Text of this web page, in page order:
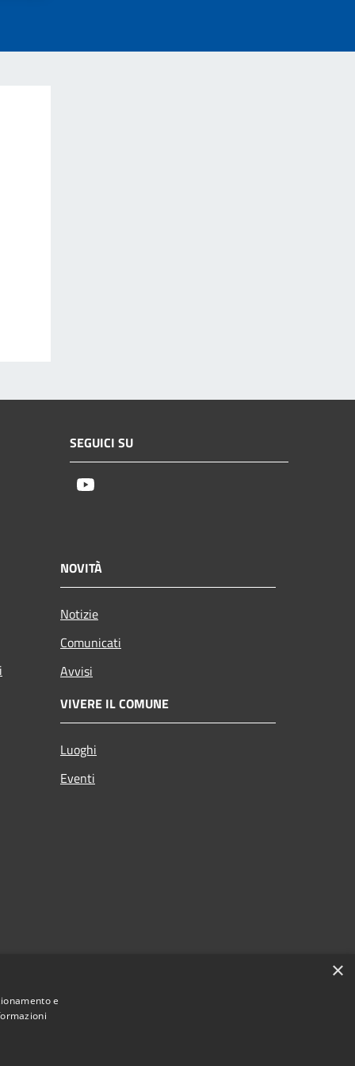
SEGUICI SU
NOVITÀ
Notizie
Comunicati
Avvisi
VIVERE IL COMUNE
Luoghi
Eventi
×
e